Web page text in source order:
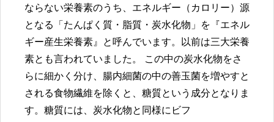
ならない栄養素のうち、エネルギー（カロリー）源
となる「たんぱく質・脂質・炭水化物」を『エネル
ギー産生栄養素』と呼んでいます。以前は三大栄養
素とも言われていました。 この中の炭水化物をさ
らに細かく分け、腸内細菌の中の善玉菌を増やすと
される食物繊維を除くと、糖質という成分となりま
す。糖質には、炭水化物と同様にビフ